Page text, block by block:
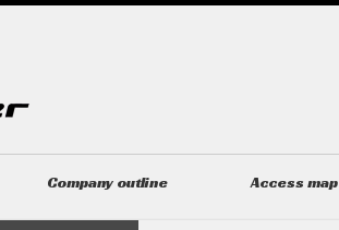
Company outline Access map